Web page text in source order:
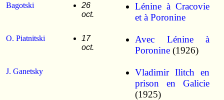
Bagotski
26
oct.
Lénine à Cracovie
et à Poronine
O. Piatnitski
17
oct.
Avec Lénine à
Poronine(1926)
J. Ganetsky
Vladimir Ilitch en
prison en Galicie
(1925)